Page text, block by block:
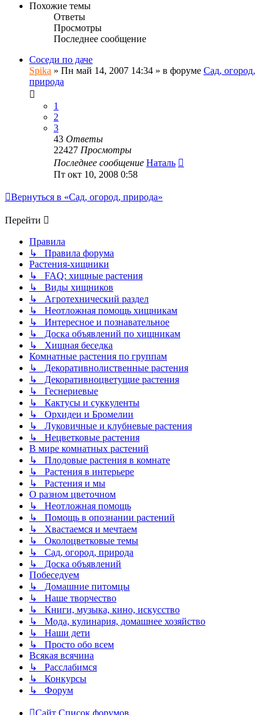
Похожие темы
Ответы
Просмотры
Последнее сообщение
Соседи по даче
Spika » Пн май 14, 2007 14:34 » в форуме Сад, огород,
природа
1
2
3
43 Ответы
22427 Просмотры
Последнее сообщение Наталь
Пт окт 10, 2008 0:58
Вернуться в «Сад, огород, природа»
Перейти
Правила
↳ Правила форума
Растения-хищники
↳ FAQ: хищные растения
↳ Виды хищников
↳ Агротехнический раздел
↳ Неотложная помощь хищникам
↳ Интересное и познавательное
↳ Доска объявлений по хищникам
↳ Хищная беседка
Комнатные растения по группам
↳ Декоративнолиственные растения
↳ Декоративноцветущие растения
↳ Геснериевые
↳ Кактусы и суккуленты
↳ Орхидеи и Бромелии
↳ Луковичные и клубневые растения
↳ Нецветковые растения
В мире комнатных растений
↳ Плодовые растения в комнате
↳ Растения в интерьере
↳ Растения и мы
О разном цветочном
↳ Неотложная помощь
↳ Помощь в опознании растений
↳ Хвастаемся и мечтаем
↳ Околоцветковые темы
↳ Сад, огород, природа
↳ Доска объявлений
Побеседуем
↳ Домашние питомцы
↳ Наше творчество
↳ Книги, музыка, кино, искусство
↳ Мода, кулинария, домашнее хозяйство
↳ Наши дети
↳ Просто обо всем
Всякая всячина
↳ Расслабимся
↳ Конкурсы
↳ Форум